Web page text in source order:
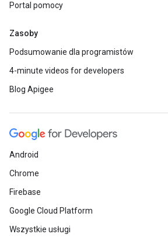
Portal pomocy
Zasoby
Podsumowanie dla programistów
4-minute videos for developers
Blog Apigee
Android
Chrome
Firebase
Google Cloud Platform
Wszystkie usługi